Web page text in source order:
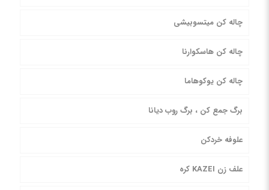
چاله کن میتسوبیشی
چاله کن هاسکوارنا
چاله کن یوکوهاما
برگ جمع کن ، برگ روب دیانا
علوفه خردکن
علف زن KAZEI کره